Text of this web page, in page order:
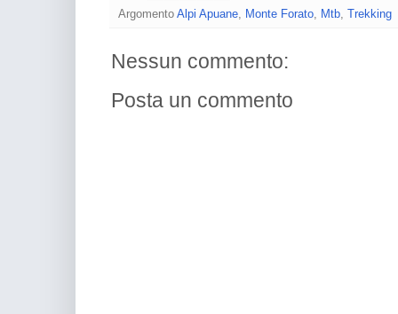
Argomento Alpi Apuane Monte Forato Mtb Trekking
Nessun commento:
Posta un commento